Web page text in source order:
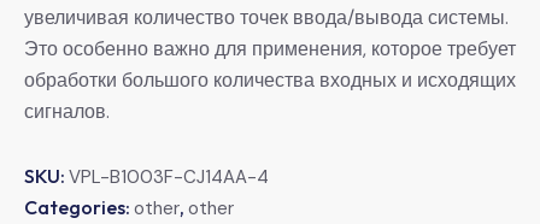
увеличивая количество точек ввода/вывода системы.
Это особенно важно для применения, которое требует
обработки большого количества входных и исходящих
сигналов.
SKU: VPL-B1003F-CJ14AA-4
Categories: other, other